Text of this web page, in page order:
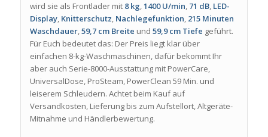
wird sie als Frontlader mit 8 kg,1400 U/min, 71 dB, LED-
Display, Knitterschutz, Nachlegefunktion, 215 Minuten
Waschdauer,59,7 cm Breite und 59,9 cm Tiefe geführt.
Für Euch bedeutet das: Der Preis liegt klar über
einfachen 8-kg-Waschmaschinen, dafür bekommt Ihr
aber auch Serie-8000-Ausstattung mit PowerCare,
UniversalDose, ProSteam, PowerClean 59 Min. und
leiserem Schleudern. Achtet beim Kauf auf
Versandkosten, Lieferung bis zum Aufstellort, Altgeräte-
Mitnahme und Händlerbewertung.